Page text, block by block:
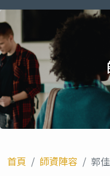
首頁 師資陣容 郭